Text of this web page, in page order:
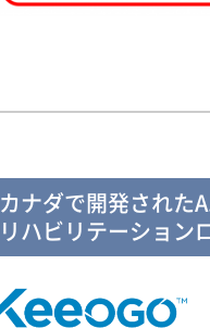
カナダで開発された
リハビリテーション